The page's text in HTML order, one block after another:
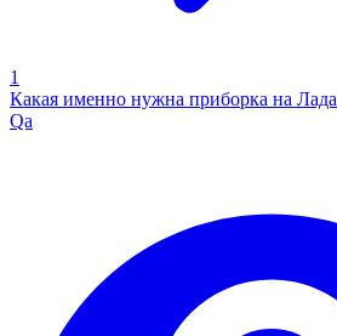
1
Какая именно нужна приборка на
Qa